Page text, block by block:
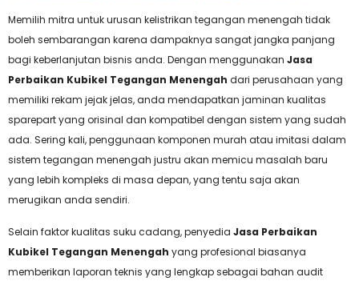
Memilih mitra untuk urusan kelistrikan tegangan menengah tidak
boleh sembarangan karena dampaknya sangat jangka panjang
bagi keberlanjutan bisnis anda. Dengan menggunakan Jasa
Perbaikan Kubikel Tegangan Menengah dari perusahaan yang
memiliki rekam jejak jelas, anda mendapatkan jaminan kualitas
sparepart yang orisinal dan kompatibel dengan sistem yang sudah
ada. Sering kali, penggunaan komponen murah atau imitasi dalam
sistem tegangan menengah justru akan memicu masalah baru
yang lebih kompleks di masa depan, yang tentu saja akan
merugikan anda sendiri.
Selain faktor kualitas suku cadang, penyedia Jasa Perbaikan
Kubikel Tegangan Menengah yang profesional biasanya
memberikan laporan teknis yang lengkap sebagai bahan audit